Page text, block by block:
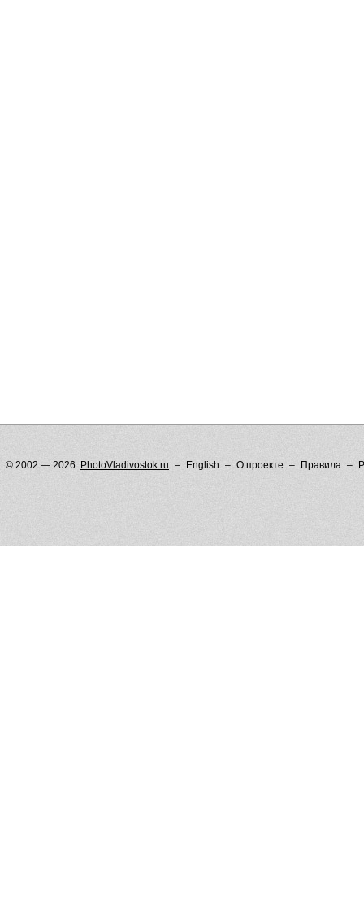
© 2002 — 2026 PhotoVladivostok.ru English О проекте Правила